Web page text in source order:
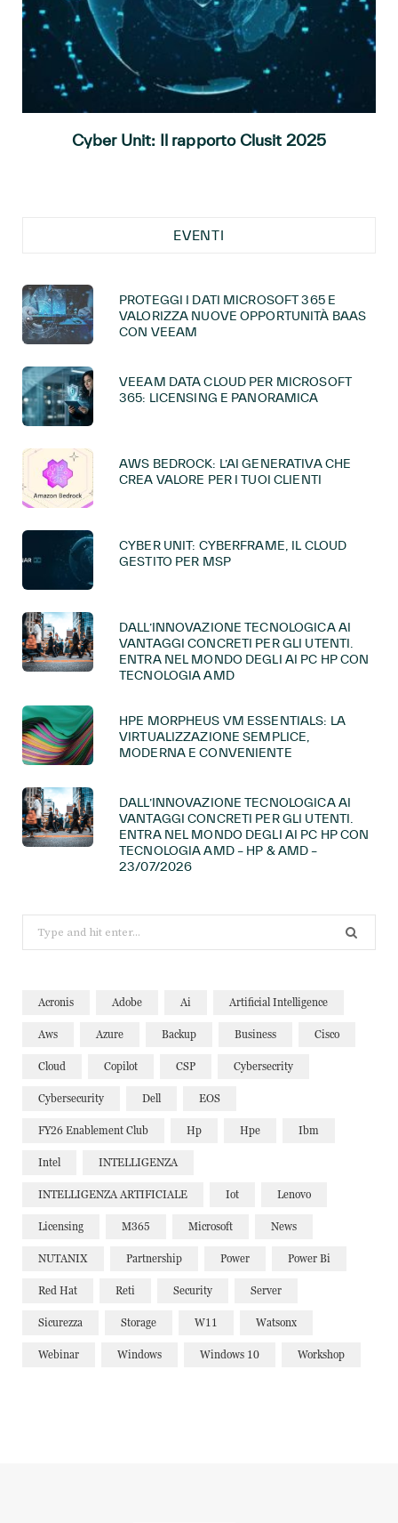
Cyber Unit: Il rapporto Clusit 2025
EVENTI
PROTEGGI I DATI MICROSOFT 365 E
VALORIZZA NUOVE OPPORTUNITÀ BAAS
CON VEEAM
VEEAM DATA CLOUD PER MICROSOFT
365: LICENSING E PANORAMICA
AWS BEDROCK: L’AI GENERATIVA CHE
CREA VALORE PER I TUOI CLIENTI
CYBER UNIT: CYBERFRAME, IL CLOUD
GESTITO PER MSP
DALL’INNOVAZIONE TECNOLOGICA AI
VANTAGGI CONCRETI PER GLI UTENTI.
ENTRA NEL MONDO DEGLI AI PC HP CON
TECNOLOGIA AMD
HPE MORPHEUS VM ESSENTIALS: LA
VIRTUALIZZAZIONE SEMPLICE,
MODERNA E CONVENIENTE
DALL’INNOVAZIONE TECNOLOGICA AI
VANTAGGI CONCRETI PER GLI UTENTI.
ENTRA NEL MONDO DEGLI AI PC HP CON
TECNOLOGIA AMD – HP & AMD –
23/07/2026
for:
Acronis Adobe Ai Artificial Intelligence
Aws Azure Backup Business Cisco
Cloud Copilot CSP Cybersecrity
Cybersecurity Dell EOS
FY26 Enablement Club Hp Hpe Ibm
Intel INTELLIGENZA
INTELLIGENZA ARTIFICIALE Iot Lenovo
Licensing M365 Microsoft News
NUTANIX Partnership Power Power Bi
Red Hat Reti Security Server
Sicurezza Storage W11 Watsonx
Webinar Windows Windows 10 Workshop